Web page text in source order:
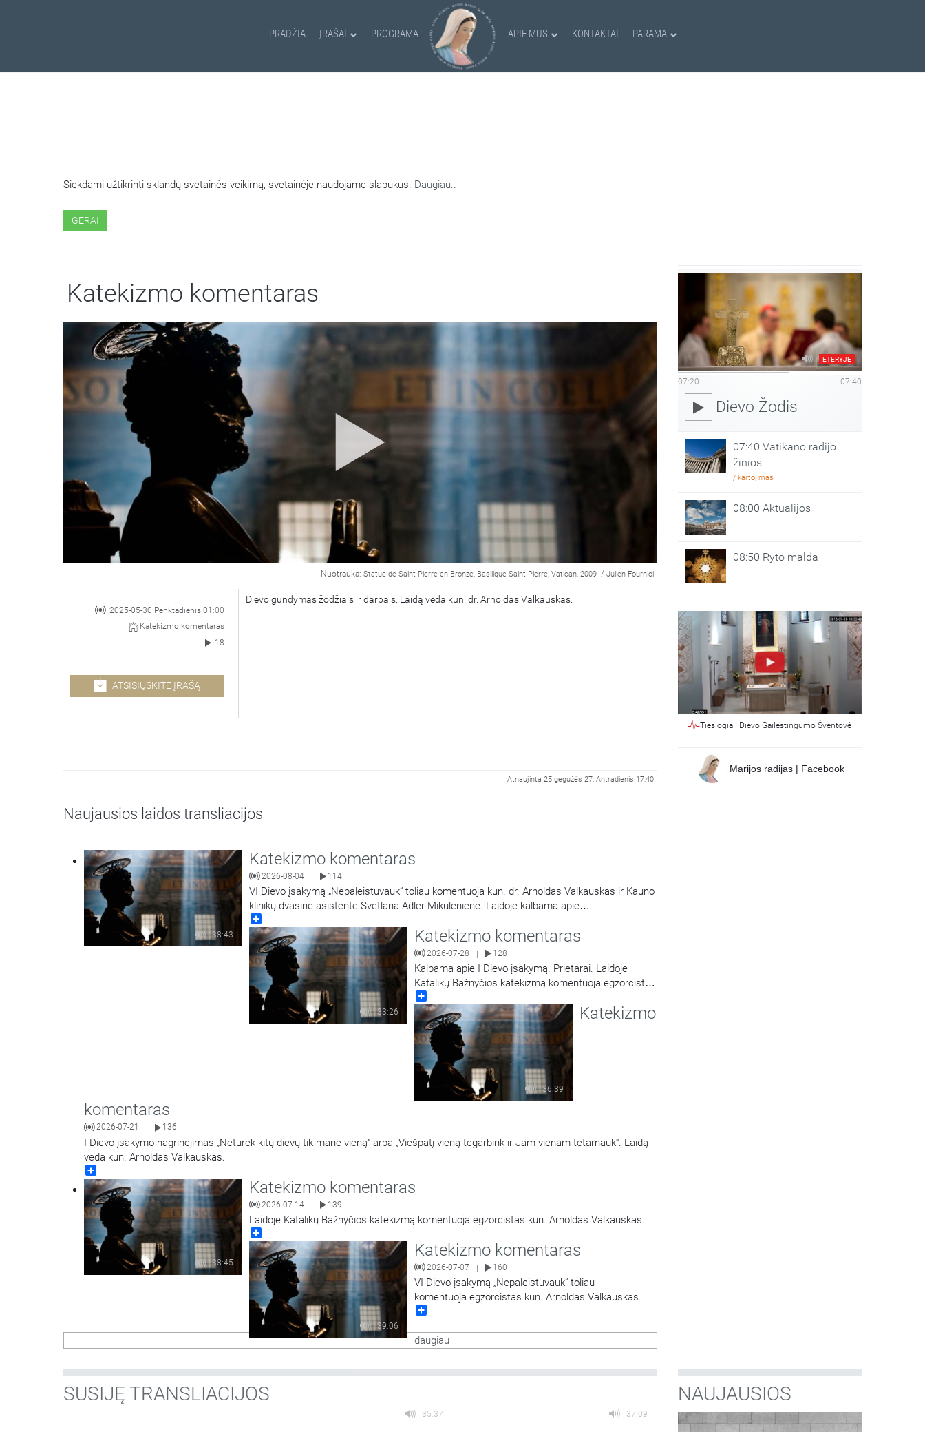
PRADŽIA ĮRAŠAI PROGRAMA APIE MUS KONTAKTAI PARAMA
Siekdami užtikrinti sklandų svetainės veikimą, svetainėje naudojame slapukus. Daugiau..
GERAI
Katekizmo komentaras
Nuotrauka: Statue de Saint Pierre en Bronze, Basilique Saint Pierre, Vatican, 2009 / Julien Fourniol
2025-05-30 Penktadienis 01:00
Katekizmo komentaras
18
ATSISIŲSKITE ĮRAŠĄ
Dievo gundymas žodžiais ir darbais. Laidą veda kun. dr. Arnoldas Valkauskas.
Atnaujinta 25 gegužės 27, Antradienis 17:40
Naujausios laidos transliacijos
38:43
Katekizmo komentaras
2026-08-04 | 114
VI Dievo įsakymą „Nepaleistuvauk“ toliau komentuoja kun. dr. Arnoldas Valkauskas ir Kauno
klinikų dvasinė asistentė Svetlana Adler-Mikulėnienė. Laidoje kalbama apie
skaistumą šeimoje ir visuomenėje.
33:26
Katekizmo komentaras
2026-07-28 | 128
Kalbama apie I Dievo įsakymą. Prietarai. Laidoje
Katalikų Bažnyčios katekizmą komentuoja egzorcistas
kun. Arnoldas Valkauskas.
36:39
Katekizmo
komentaras
2026-07-21 136
I Dievo įsakymo nagrinėjimas „Neturėk kitų dievų tik mane vieną“ arba „Viešpatį vieną tegarbink ir Jam vienam tetarnauk“. Laidą
veda kun. Arnoldas Valkauskas.
38:45
Katekizmo komentaras
2026-07-14 139
Laidoje Katalikų Bažnyčios katekizmą komentuoja egzorcistas kun. Arnoldas Valkauskas.
39:06
Katekizmo komentaras
2026-07-07 | 160
VI Dievo įsakymą „Nepaleistuvauk“ toliau
komentuoja egzorcistas kun. Arnoldas Valkauskas.
daugiau
ETERYJE
07:20 07:40
Dievo Žodis
07:40 Vatikano radijo
žinios
/ kartojimas
08:00 Aktualijos
08:50 Ryto malda
Tiesiogiai! Dievo Gailestingumo Šventovė
Marijos radijas | Facebook
SUSIJĘ TRANSLIACIJOS
35:37 37:09
NAUJAUSIOS